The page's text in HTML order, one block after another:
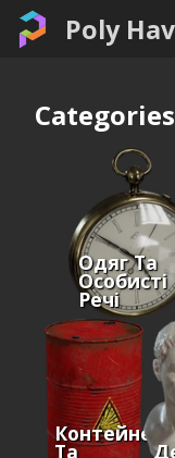
Poly
Одяг Та
Особисті
Речі
Та